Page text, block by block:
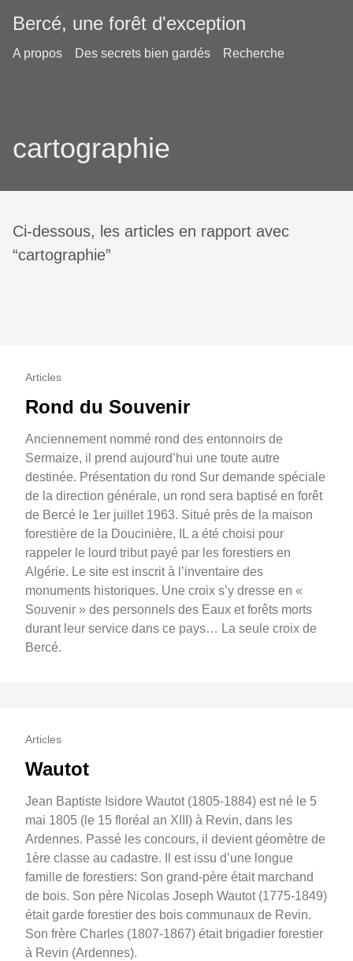
Bercé, une forêt d'exception
A propos Des secrets bien gardés Recherche
cartographie
Ci-dessous, les articles en rapport avec
“cartographie”
Articles
Rond du Souvenir
Anciennement nommé rond des entonnoirs de
Sermaize, il prend aujourd’hui une toute autre
destinée. Présentation du rond Sur demande spéciale
de la direction générale, un rond sera baptisé en forêt
de Bercé le 1er juillet 1963. Situé près de la maison
forestière de la Doucinière, IL a été choisi pour
rappeler le lourd tribut payé par les forestiers en
Algérie. Le site est inscrit à l’inventaire des
monuments historiques. Une croix s’y dresse en «
Souvenir » des personnels des Eaux et forêts morts
durant leur service dans ce pays… La seule croix de
Bercé.
Articles
Wautot
Jean Baptiste Isidore Wautot (1805-1884) est né le 5
mai 1805 (le 15 floréal an XIII) à Revin, dans les
Ardennes. Passé les concours, il devient géomètre de
1ère classe au cadastre. Il est issu d’une longue
famille de forestiers: Son grand-père était marchand
de bois. Son père Nicolas Joseph Wautot (1775-1849)
était garde forestier des bois communaux de Revin.
Son frère Charles (1807-1867) était brigadier forestier
à Revin (Ardennes).